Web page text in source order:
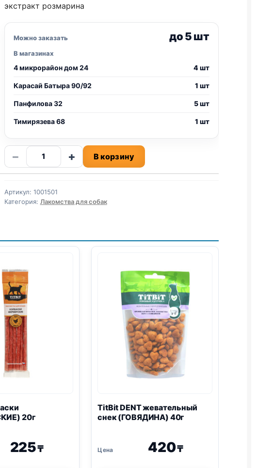
экстракт розмарина
Можно заказать до 5 шт
В магазинах
4 микрорайон дом 24 4 шт
Карасай Батыра 90/92 1 шт
Панфилова 32 5 шт
Тимирязева 68 1 шт
−
Количество
товара
TitBit
(ПОСОЛЬСКИЕ)
+ В корзину
Артикул: 1001501
Категория: Лакомства для собак
20г
225₸
TitBit DENT жевательный
снек (ГОВЯДИНА) 40г
420₸